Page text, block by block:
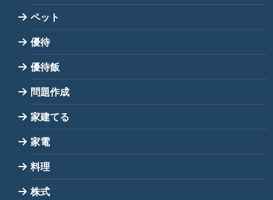
ペット
優待
優待飯
問題作成
家建てる
家電
料理
株式